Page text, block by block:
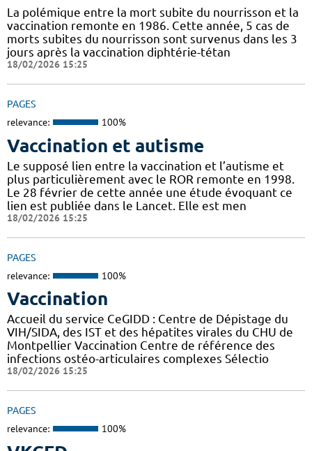
La polémique entre la mort subite du nourrisson et la
vaccination remonte en 1986. Cette année, 5 cas de
morts subites du nourrisson sont survenus dans les 3
jours après la vaccination diphtérie-tétan
18/02/2026 15:25
PAGES
relevance: 100%
Vaccination et autisme
Le supposé lien entre la vaccination et l’autisme et
plus particulièrement avec le ROR remonte en 1998.
Le 28 février de cette année une étude évoquant ce
lien est publiée dans le Lancet. Elle est men
18/02/2026 15:25
PAGES
relevance: 100%
Vaccination
Accueil du service CeGIDD : Centre de Dépistage du
VIH/SIDA, des IST et des hépatites virales du CHU de
Montpellier Vaccination Centre de référence des
infections ostéo-articulaires complexes Sélectio
18/02/2026 15:25
PAGES
relevance: 100%